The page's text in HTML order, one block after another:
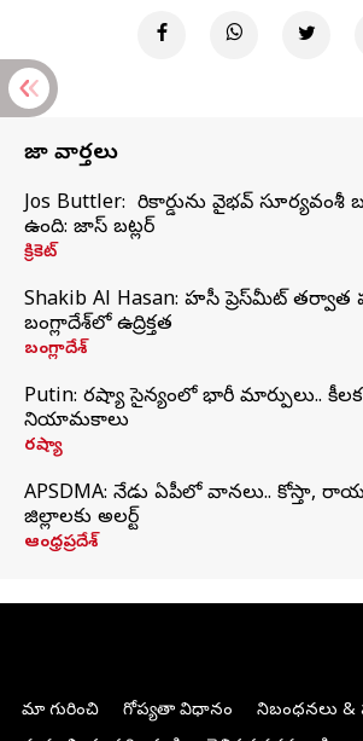
తాజా వార్తలు
Jos Buttler: నా రికార్డును వైభవ్ సూర్యవంశీ
ఉంది: జాస్ బట్లర్
క్రికెట్
Shakib Al Hasan: హసీనా ప్రెస్‌మీట్‌
బంగ్లాదేశ్‌లో ఉద్రిక్తత
బంగ్లాదేశ్
Putin: రష్యా సైన్యంలో భారీ మార్పులు.. కీలక
నియామకాలు
రష్యా
APSDMA: నేడు ఏపీలో వానలు.. కోస్తా,
జిల్లాలకు అలర్ట్
ఆంధ్రప్రదేశ్
మా గురించి గోప్యతా విధానం
నిబంధనలు &